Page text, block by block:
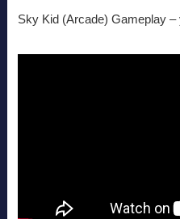
Sky Kid (Arcade) Gameplay –